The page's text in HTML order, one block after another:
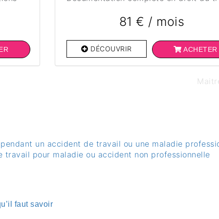
81 € / mois
DÉCOUVRIR ACHETER
un accident de travail ou une maladie
travail pour maladie ou accident non professionnelle
faut savoir